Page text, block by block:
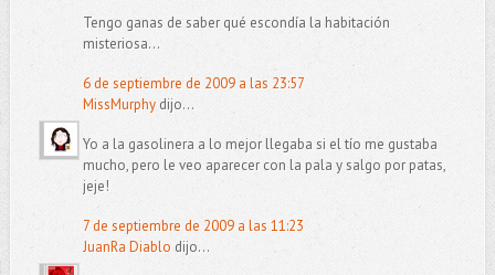
Tengo ganas de saber qué escondía la habitación
misteriosa...
6 de septiembre de 2009 a las 23:57
MissMurphydijo...
Yo a la gasolinera a lo mejor llegaba si el tío me gustaba
mucho, pero le veo aparecer con la pala y salgo por patas,
jeje!
7 de septiembre de 2009 a las 11:23
JuanRa Diablo dijo...